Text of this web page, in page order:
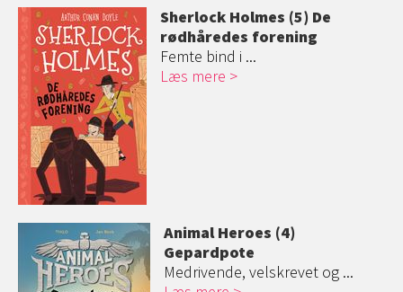
Sherlock Holmes (5) De
rødhåredes forening
Femte bind i ...
Læs mere
Animal Heroes (4)
Gepardpote
Medrivende, velskrevet og ...